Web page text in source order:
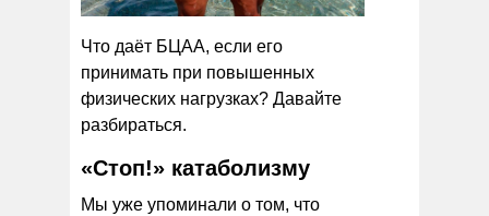
Что даёт БЦАА, если его
принимать при повышенных
физических нагрузках? Давайте
разбираться.
«Стоп!» катаболизму
Мы уже упоминали о том, что